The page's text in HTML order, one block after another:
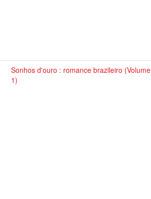
Sonhos d'ouro : romance brazileiro (Volume
1)